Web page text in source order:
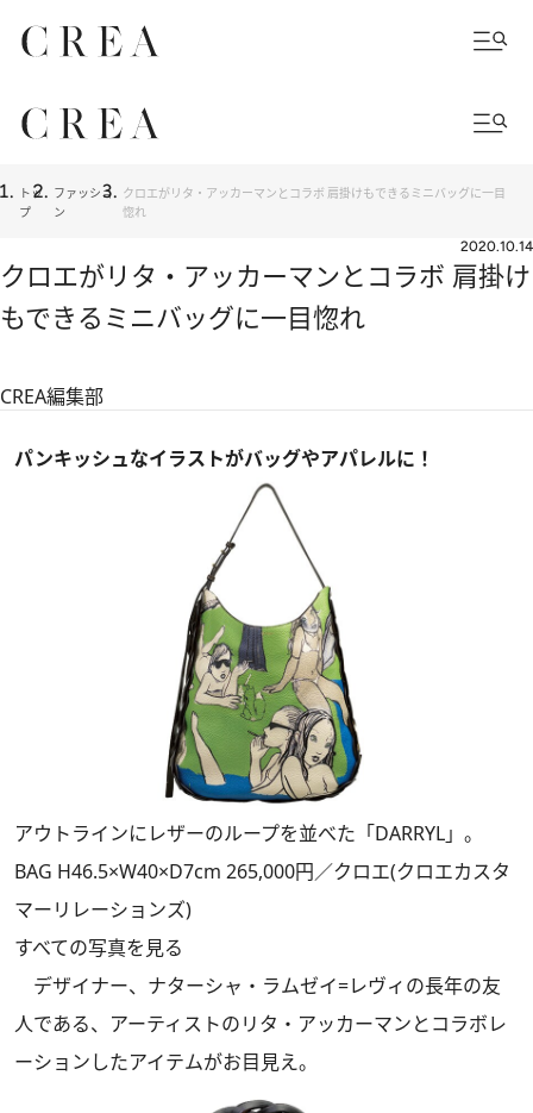
トッ
プ
ファッショ
ン
クロエがリタ・アッカーマンとコラボ 肩掛けもできるミニバッグに一目
惚れ
2020.10.14
クロエがリタ・アッカーマンとコラボ 肩掛け
もできるミニバッグに一目惚れ
CREA編集部
パンキッシュなイラストがバッグやアパレルに！
アウトラインにレザーのループを並べた「DARRYL」。
BAG H46.5×W40×D7cm 265,000円／クロエ(クロエカスタ
マーリレーションズ)
すべての写真を見る
デザイナー、ナターシャ・ラムゼイ=レヴィの長年の友
人である、アーティストのリタ・アッカーマンとコラボレ
ーションしたアイテムがお目見え。